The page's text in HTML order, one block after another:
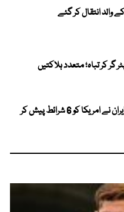
والد انتقال کر گئے
آبنائے ہرمز کھولنے کیلئے ایران نے امریکا کو 6 شرائط پیش کر